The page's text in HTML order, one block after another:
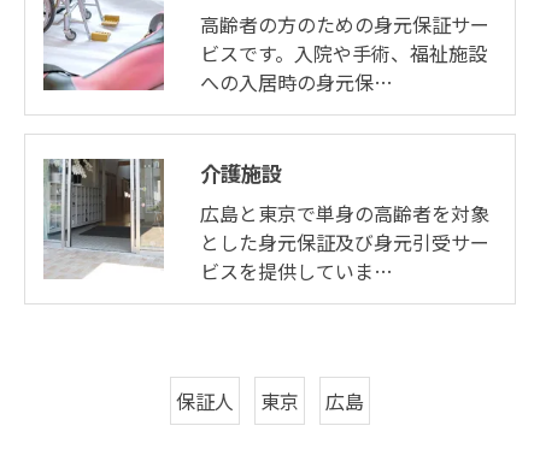
高齢者の方のための身元保証サー
ビスです。入院や手術、福祉施設
への入居時の身元保…
介護施設
広島と東京で単身の高齢者を対象
とした身元保証及び身元引受サー
ビスを提供していま…
保証人 東京 広島